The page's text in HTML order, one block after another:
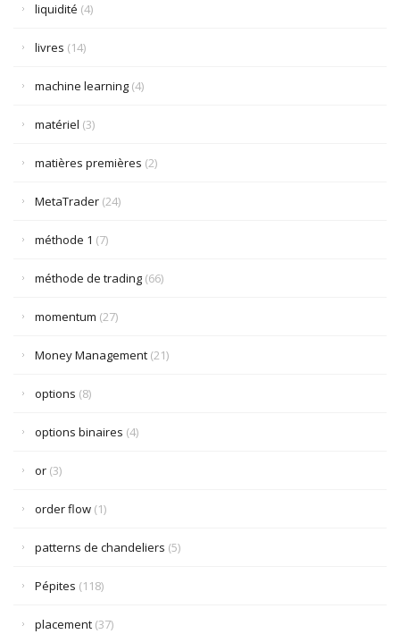
liquidité (4)
livres (14)
machine learning (4)
matériel (3)
matières premières (2)
MetaTrader (24)
méthode 1 (7)
méthode de trading (66)
momentum (27)
Money Management (21)
options (8)
options binaires (4)
or (3)
order flow (1)
patterns de chandeliers (5)
Pépites (118)
placement (37)